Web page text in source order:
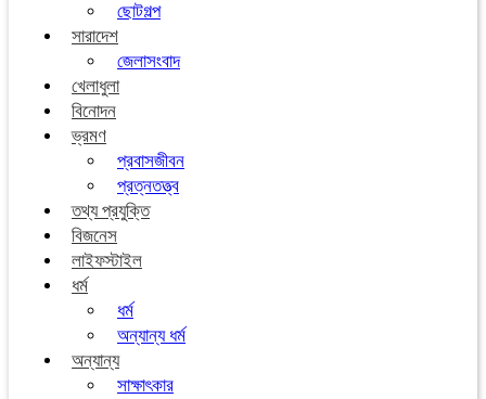
ছোটগল্প
সারাদেশ
জেলাসংবাদ
খেলাধুলা
বিনোদন
ভ্রমণ
প্রবাসজীবন
প্রত্নতত্ত্ব
তথ্য প্রযুক্তি
বিজনেস
লাইফস্টাইল
ধর্ম
ধর্ম
অন্যান্য ধর্ম
অন্যান্য
সাক্ষাৎকার